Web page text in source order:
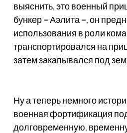
выяснить, это военный
бункер = Аэлита =, он
использования в роли
транспортировался на
затем закапывался под
Ну а теперь немного
военная фортификация
долговременную,